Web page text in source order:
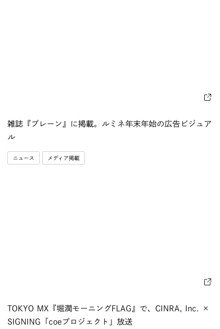
雑誌『ブレーン』に掲載。ルミネ年末年始の広告ビジュア
ル
ニュース メディア掲載
TOKYO MX『堀潤モーニングFLAG』で、CINRA, Inc. ×
SIGNING「coeプロジェクト」放送